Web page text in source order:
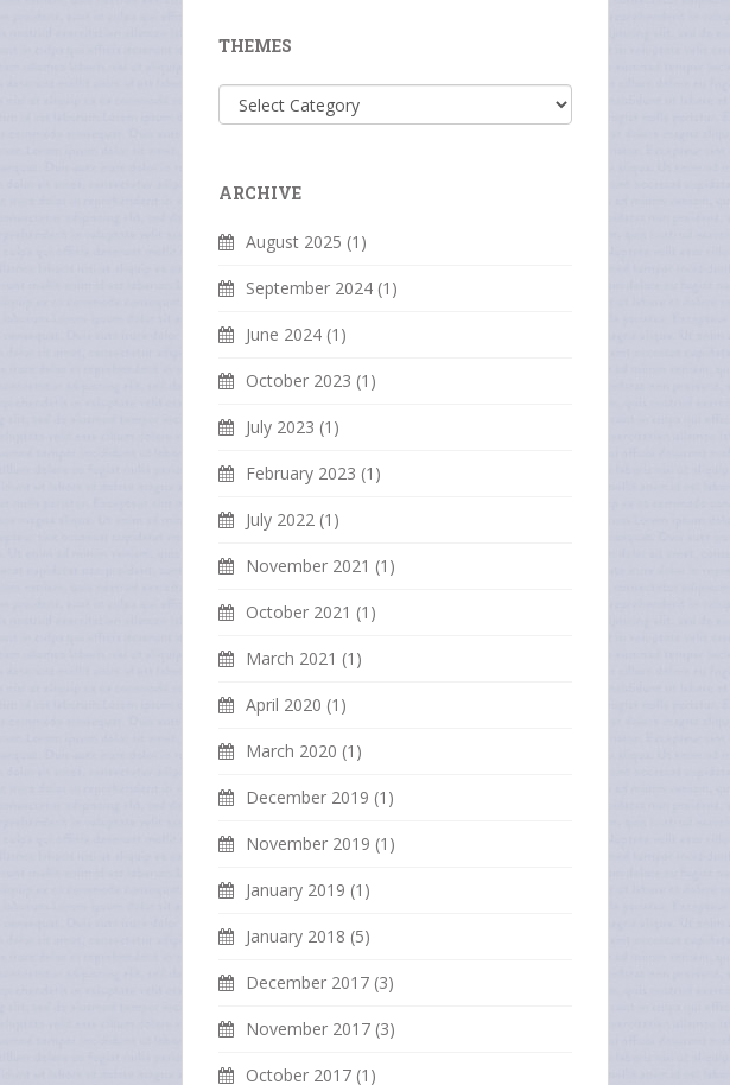
THEMES
Themes
ARCHIVE
August 2025 (1)
September 2024 (1)
June 2024 (1)
October 2023 (1)
July 2023 (1)
February 2023 (1)
July 2022 (1)
November 2021 (1)
October 2021 (1)
March 2021 (1)
April 2020 (1)
March 2020 (1)
December 2019 (1)
November 2019 (1)
January 2019 (1)
January 2018 (5)
December 2017 (3)
November 2017 (3)
October 2017 (1)